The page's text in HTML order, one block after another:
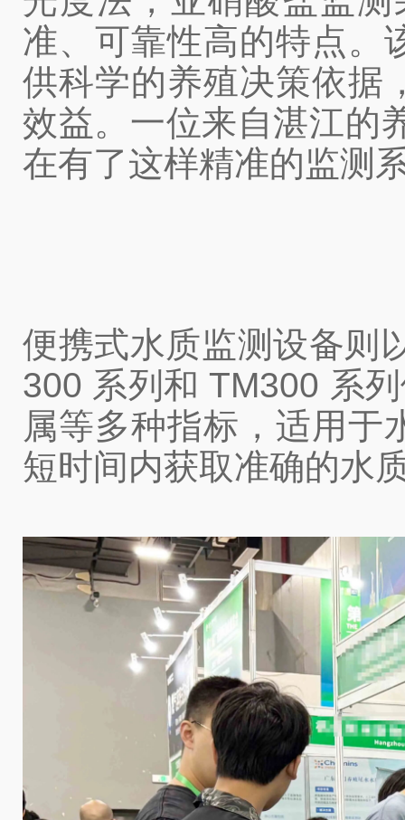
准、可靠性高的特点。
供科学的养殖决策依据
效益。一位来自湛江的
在有了这样精准的监测
便携式水质监测设备则
300 系列和 TM300 系
属等多种指标，适用于
短时间内获取准确的水